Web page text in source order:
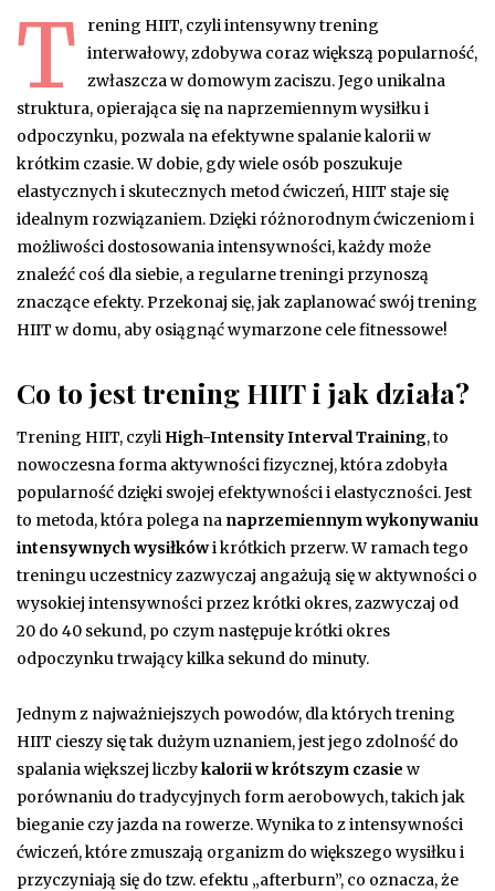
T
rening HIIT, czyli intensywny trening
interwałowy, zdobywa coraz większą popularność,
zwłaszcza w domowym zaciszu. Jego unikalna
struktura, opierająca się na naprzemiennym wysiłku i
odpoczynku, pozwala na efektywne spalanie kalorii w
krótkim czasie. W dobie, gdy wiele osób poszukuje
elastycznych i skutecznych metod ćwiczeń, HIIT staje się
idealnym rozwiązaniem. Dzięki różnorodnym ćwiczeniom i
możliwości dostosowania intensywności, każdy może
znaleźć coś dla siebie, a regularne treningi przynoszą
znaczące efekty. Przekonaj się, jak zaplanować swój trening
HIIT w domu, aby osiągnąć wymarzone cele fitnessowe!
Co to jest trening HIIT i jak działa?
Trening HIIT, czyli High-Intensity Interval Training, to
nowoczesna forma aktywności fizycznej, która zdobyła
popularność dzięki swojej efektywności i elastyczności. Jest
to metoda, która polega na naprzemiennym wykonywaniu
intensywnych wysiłkówi krótkich przerw. W ramach tego
treningu uczestnicy zazwyczaj angażują się w aktywności o
wysokiej intensywności przez krótki okres, zazwyczaj od
20 do 40 sekund, po czym następuje krótki okres
odpoczynku trwający kilka sekund do minuty.
Jednym z najważniejszych powodów, dla których trening
HIIT cieszy się tak dużym uznaniem, jest jego zdolność do
spalania większej liczbykalorii w krótszym czasie w
porównaniu do tradycyjnych form aerobowych, takich jak
bieganie czy jazda na rowerze. Wynika to z intensywności
ćwiczeń, które zmuszają organizm do większego wysiłku i
przyczyniają się do tzw. efektu „afterburn”, co oznacza, że